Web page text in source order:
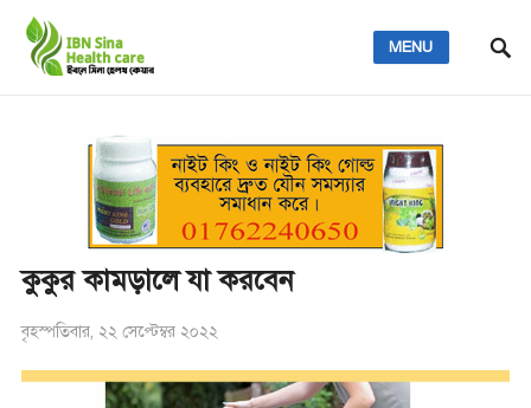
MENU
কুকুর কামড়ালে যা করবেন
বৃহস্পতিবার, ২২ সেপ্টেম্বর ২০২২